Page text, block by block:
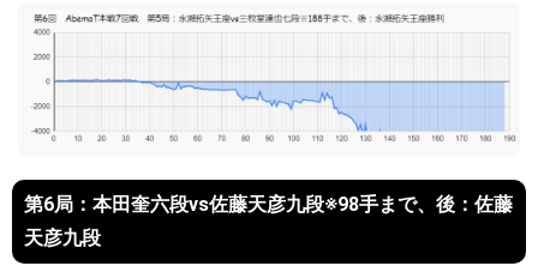
第6局：本田奎六段vs佐藤天彦九段※98手まで、後：佐藤
天彦九段